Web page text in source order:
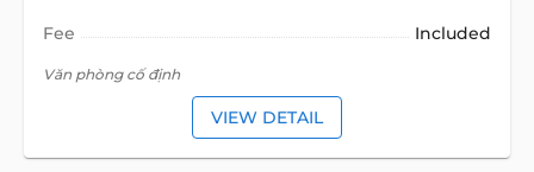
Fee Included
Văn phòng cố định
VIEW DETAIL